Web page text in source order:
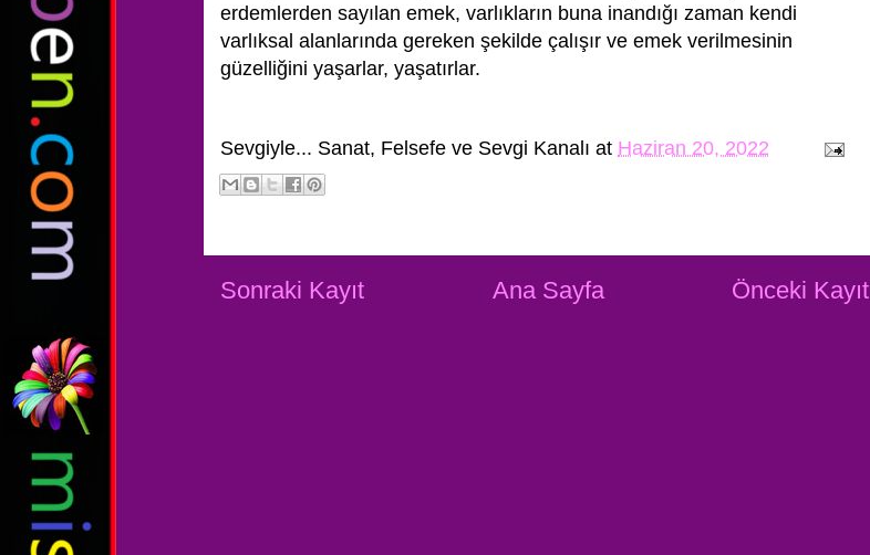
erdemlerden sayılan emek, varlıkların buna inandığı zaman kendi
varlıksal alanlarında gereken şekilde çalışır ve emek verilmesinin
güzelliğini yaşarlar, yaşatırlar.
Sevgiyle... Sanat, Felsefe ve Sevgi Kanalı at Haziran 20, 2022
Sonraki Kayıt Önceki Kayıt
Ana Sayfa